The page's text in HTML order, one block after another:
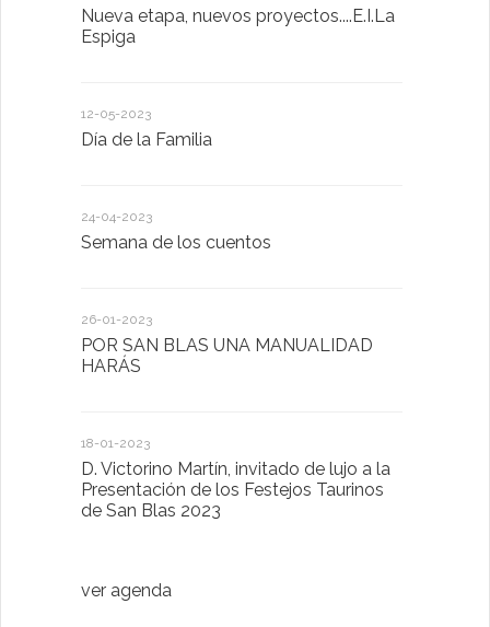
Nueva etapa, nuevos proyectos....E.I.La
Espiga
12-05-2023
Día de la Familia
24-04-2023
Semana de los cuentos
26-01-2023
POR SAN BLAS UNA MANUALIDAD
HARÁS
18-01-2023
D. Victorino Martín, invitado de lujo a la
Presentación de los Festejos Taurinos
de San Blas 2023
ver agenda